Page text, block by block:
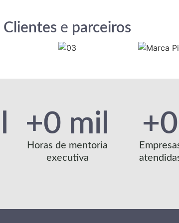
Clientes e parceiros
+0 mil
Horas de mentoria
executiva
+0